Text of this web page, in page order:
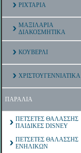
ΡΙΧΤΑΡΙΑ
ΜΑΞΙΛΑΡΙΑ
ΔΙΑΚΟΣΜΗΤΙΚΑ
ΚΟΥΒΕΡΛΙ
ΧΡΙΣΤΟΥΓΕΝΝΙΑΤΙΚΑ
ΠΑΡΑΛΙΑ
ΠΕΤΣΕΤΕΣ ΘΑΛΑΣΣΗΣ
ΠΑΙΔΙΚΕΣ DISNEY
ΠΕΤΣΕΤΕΣ ΘΑΛΑΣΣΗΣ
ΕΝΗΛΙΚΩΝ